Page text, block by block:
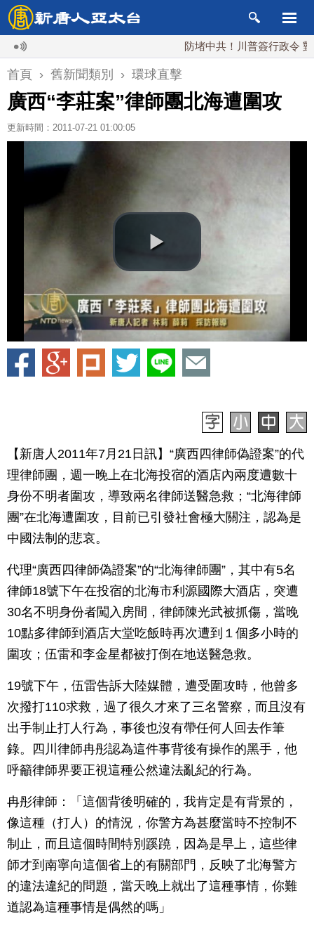
防堵中共！川普簽行政令 對多
首頁 › 舊新聞類別 › 環球直擊
廣西“李莊案”律師團北海遭圍攻
更新時間：2011-07-21 01:00:05
【新唐人2011年7月21日訊】“廣西四律師偽證案”的代
理律師團，週一晚上在北海投宿的酒店內兩度遭數十
身份不明者圍攻，導致兩名律師送醫急救；“北海律師
團”在北海遭圍攻，目前已引發社會極大關注，認為是
中國法制的悲哀。
代理“廣西四律師偽證案”的“北海律師團”，其中有5名
律師18號下午在投宿的北海市利源國際大酒店，突遭
30名不明身份者闖入房間，律師陳光武被抓傷，當晚
10點多律師到酒店大堂吃飯時再次遭到１個多小時的
圍攻；伍雷和李金星都被打倒在地送醫急救。
19號下午，伍雷告訴大陸媒體，遭受圍攻時，他曾多
次撥打110求救，過了很久才來了三名警察，而且沒有
出手制止打人行為，事後也沒有帶任何人回去作筆
錄。四川律師冉彤認為這件事背後有操作的黑手，他
呼籲律師界要正視這種公然違法亂紀的行為。
冉彤律師：「這個背後明確的，我肯定是有背景的，
像這種（打人）的情況，你警方為甚麼當時不控制不
制止，而且這個時間特別蹊蹺，因為是早上，這些律
師才到南寧向這個省上的有關部門，反映了北海警方
的違法違紀的問題，當天晚上就出了這種事情，你難
道認為這種事情是偶然的嗎」